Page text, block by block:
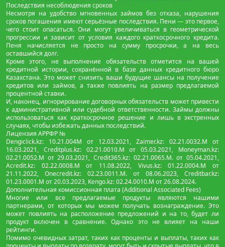
Последствия несоблюдения сроков
Несмотря на удобство мгновенных займов без отказа, нарушения
сроков погашения имеют серьёзные последствия. Пени — это первое,
чего стоит опасаться. Они могут увеличиваться в геометрической
прогрессии и зависит от условия каждого краткосрочного кредита.
Пеня начисляется не просто на сумму просрочки, а на весь
оставшийся долг.
Кроме этого, не выполнение обязательств отметится на вашей
кредитной истории, сохранённой в базе данных кредитного бюро
Казахстана. Это может снизить ваши будущие шансы на получение
кредитов или займов, а также повлиять на размер предлагаемой
процентной ставки.
И, наконец, игнорирование договорных обязательств может привести
к административной или судебной ответственности. Займы должны
использоваться как краткосрочное решение и лишь в экстренных
случаях, чтобы избежать данных последствий.
Лицензия АРРФР №
Dengiclick.kz: 10.21.004М от 12.03.2021, Zaimer.kz: 02.21.0032.М от
16.03.2021, Creditplus.kz: 02.21.0010.M от 05.03.2021, Moneyman.kz:
02.21.0052.М от 29.03.2021, Credit365.kz: 02.21.0065.M. от 05.04.2021,
Acredit.kz: 02.22.0008.М от 11.08.2022, Vivus.kz: 01.22.0004.M от
21.11.2022, Onecredit.kz: 02.23.0011.M. от 08.06.2023, Creditbar.kz:
01.23.0001.M от 20.03.2023, Kengo.kz: 02.24.0010.М от 26.08.2024.
Дополнительная комиссионная плата (Additional Associated Fees)
Многие или все предлагаемые продукты являются нашими
партнерами, от которых мы можем получать вознаграждение. Это
может повлиять на расположение предложений и на то, будет ли
продукт включен в сравнение. Однако это не влияет на наши
рейтинги.
Помимо очевидных затрат, таких как проценты и выплаты, таких как